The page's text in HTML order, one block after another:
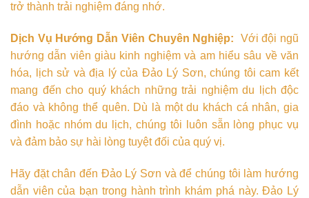
trở thành trải nghiệm đáng nhớ.
Dịch Vụ Hướng Dẫn Viên Chuyên Nghiệp: Với đội ngũ
hướng dẫn viên giàu kinh nghiệm và am hiểu sâu về văn
hóa, lịch sử và địa lý của Đảo Lý Sơn, chúng tôi cam kết
mang đến cho quý khách những trải nghiệm du lịch độc
đáo và không thể quên. Dù là một du khách cá nhân, gia
đình hoặc nhóm du lịch, chúng tôi luôn sẵn lòng phục vụ
và đảm bảo sự hài lòng tuyệt đối của quý vị.
Hãy đặt chân đến Đảo Lý Sơn và để chúng tôi làm hướng
dẫn viên của bạn trong hành trình khám phá này. Đảo Lý